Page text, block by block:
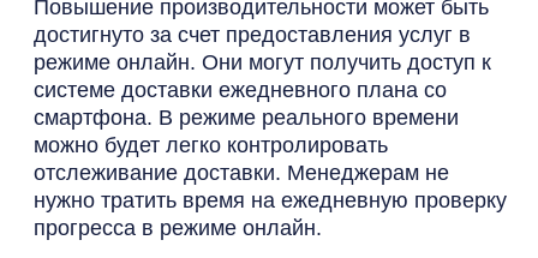
Повышение производительности может быть
достигнуто за счет предоставления услуг в
режиме онлайн. Они могут получить доступ к
системе доставки ежедневного плана со
смартфона. В режиме реального времени
можно будет легко контролировать
отслеживание доставки. Менеджерам не
нужно тратить время на ежедневную проверку
прогресса в режиме онлайн.